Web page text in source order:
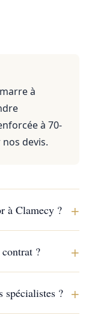
à
à 70-
devis.
à Clamecy ? +
? +
spécialistes ? +